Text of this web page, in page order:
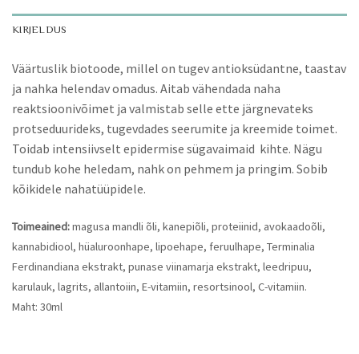
KIRJELDUS
Väärtuslik biotoode, millel on tugev antioksüdantne, taastav
ja nahka helendav omadus. Aitab vähendada naha
reaktsioonivõimet ja valmistab selle ette järgnevateks
protseduurideks, tugevdades seerumite ja kreemide toimet.
Toidab intensiivselt epidermise sügavaimaid kihte. Nägu
tundub kohe heledam, nahk on pehmem ja pringim. Sobib
kõikidele nahatüüpidele.
Toimeained:magusa mandli õli, kanepiõli, proteiinid, avokaadoõli,
kannabidiool, hüaluroonhape, lipoehape, feruulhape, Terminalia
Ferdinandiana ekstrakt, punase viinamarja ekstrakt, leedripuu,
karulauk, lagrits, allantoiin, E-vitamiin, resortsinool, C-vitamiin.
Maht: 30ml